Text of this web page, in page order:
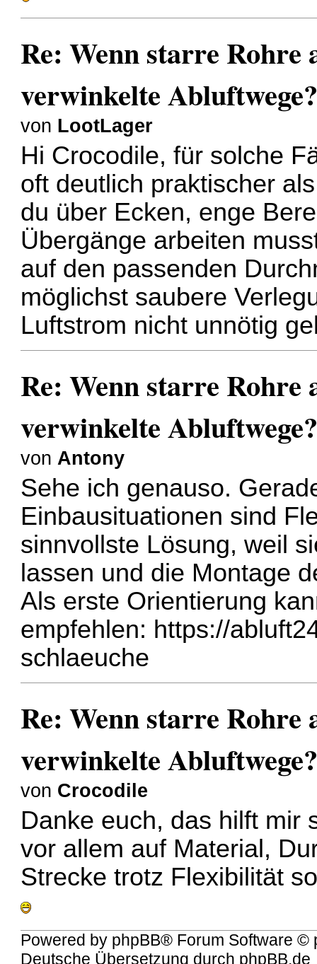
Re: Wenn starre Rohre
verwinkelte
von LootLager
Hi Crocodile, für solche
oft deutlich praktischer
du über Ecken, enge
Übergänge arbeiten
auf den passenden
möglichst saubere
Luftstrom nicht unnötig
Re: Wenn starre Rohre
verwinkelte
von Antony
Sehe ich genauso.
Einbausituationen sind
sinnvollste Lösung, weil
lassen und die Montage
Als erste Orientierung
empfehlen: https://
schlaeuche
Re: Wenn starre Rohre
verwinkelte
von Crocodile
Danke euch, das hilft mir
vor allem auf Material,
Strecke trotz Flexibilität
Powered by phpBB® Forum Software ©
Deutsche Übersetzung durch phpBB.de